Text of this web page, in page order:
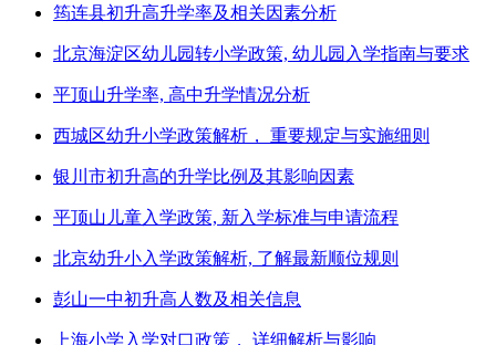
筠连县初升高升学率及相关因素分析
北京海淀区幼儿园转小学政策, 幼儿园入学指南与要求
平顶山升学率, 高中升学情况分析
西城区幼升小学政策解析， 重要规定与实施细则
银川市初升高的升学比例及其影响因素
平顶山儿童入学政策, 新入学标准与申请流程
北京幼升小入学政策解析, 了解最新顺位规则
彭山一中初升高人数及相关信息
上海小学入学对口政策， 详细解析与影响